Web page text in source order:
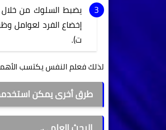
يضبط السلوك من خلال
إخضاع الفرد لعوامل
ت).
لذلك فعلم النفس يكتسب
طرق أخرى يمكن